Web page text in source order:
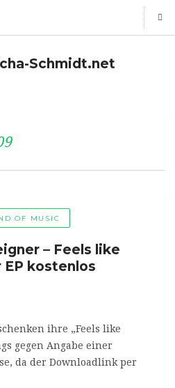
Schmidt.net
OF MUSIC
– Feels like
EP kostenlos
ihre „Feels like
gegen Angabe einer
da der Downloadlink per